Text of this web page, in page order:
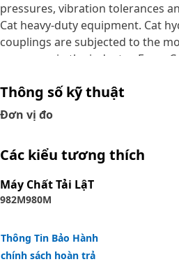
pressures, vibration tolerances
Cat heavy-duty equipment. Cat
couplings are subjected to the
processes in the industry. Every
combination is tested as a
that yields maximum safety and
Cat compact hoses also work at
allowing tighter routing in a
rubber tube; two braids of special
reinforcement separated by
outer cover is oil, weather, and
Thông số kỹ thuật
Đơn vị đo
Các kiểu tương thích
Máy Chất Tải LậT
982M980M
Thông Tin Bảo Hành
chính sách hoàn trả